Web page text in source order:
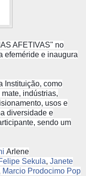
AFETIVAS" no
efeméride e inaugura
Instituição, como
indústrias,
usos e
diversidade e
sendo um
Arlene
Sekula, Janete
Marcio Prodocimo Pop